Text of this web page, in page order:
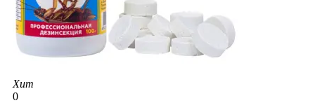
Хит
0